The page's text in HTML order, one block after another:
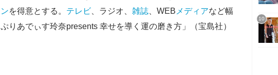
を得意とする。 テレビ 、ラジオ、 雑誌 、WEB メディアなど幅
りあでぃす玲奈presents 幸せを導く運の磨き方」（宝島社）